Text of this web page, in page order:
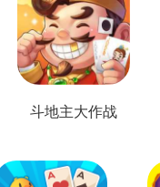
斗地主大作战